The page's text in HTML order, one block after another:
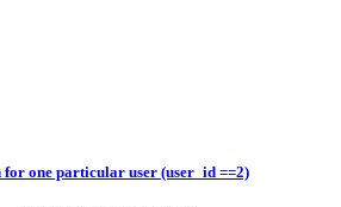
one particular user (user_id ==2)